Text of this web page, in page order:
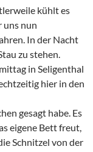
kühlt es
uns nun
In der Nacht
zu stehen.
in Seligenthal
hier in den
gesagt habe. Es
eigene Bett freut,
Schnitzel von der